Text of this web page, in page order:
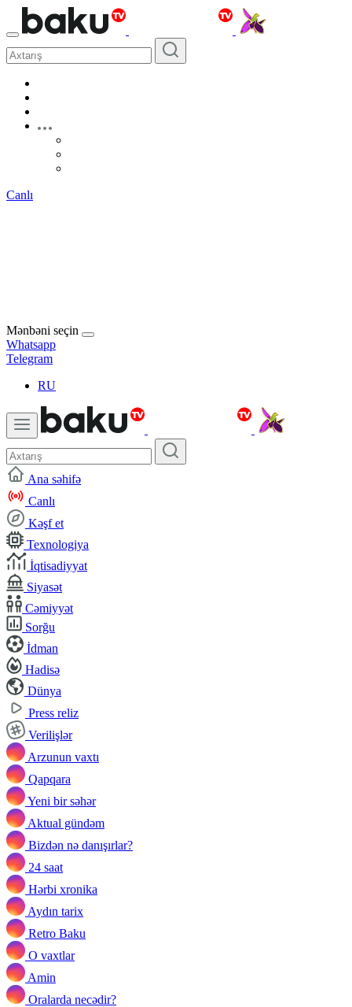
Canlı
Mənbəni seçin
Whatsapp
Telegram
RU
Ana səhifə
Canlı
Kəşf et
Texnologiya
İqtisadiyyat
Siyasət
Cəmiyyət
Sorğu
İdman
Hadisə
Dünya
Press reliz
Verilişlər
Arzunun vaxtı
Qapqara
Yeni bir səhər
Aktual gündəm
Bizdən nə danışırlar?
24 saat
Hərbi xronika
Aydın tarix
Retro Baku
O vaxtlar
Amin
Oralarda necədir?